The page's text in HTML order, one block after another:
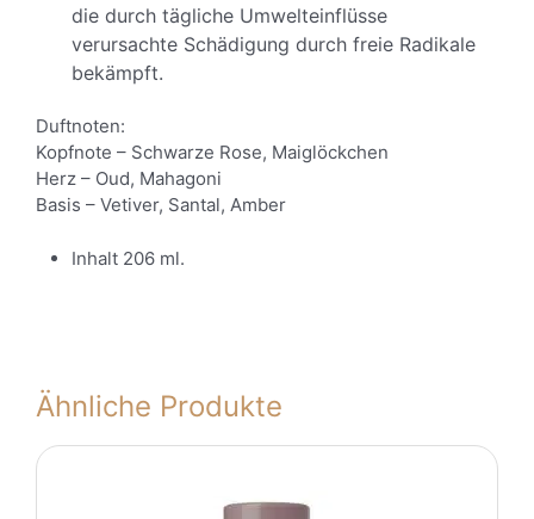
die durch tägliche Umwelteinflüsse
verursachte Schädigung durch freie Radikale
bekämpft.
Duftnoten:
Kopfnote – Schwarze Rose, Maiglöckchen
Herz – Oud, Mahagoni
Basis – Vetiver, Santal, Amber
Inhalt 206 ml.
Ähnliche Produkte